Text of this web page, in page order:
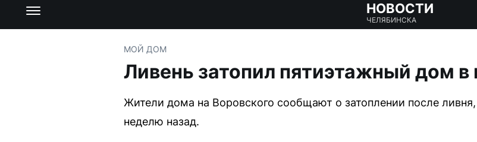
НОВОСТИ
ЧЕЛЯБИНСКА
МОЙ ДОМ
Ливень затопил пятиэтажный дом в
Жители дома на Воровского сообщают о затоплении после
неделю назад.